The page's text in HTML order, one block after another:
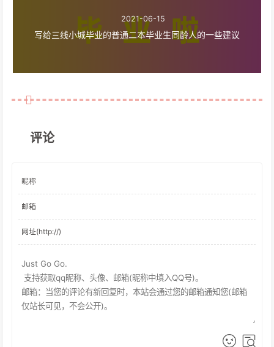
2021-06-15
写给三线小城毕业的普通二本毕业生同龄人的一些建议
评论